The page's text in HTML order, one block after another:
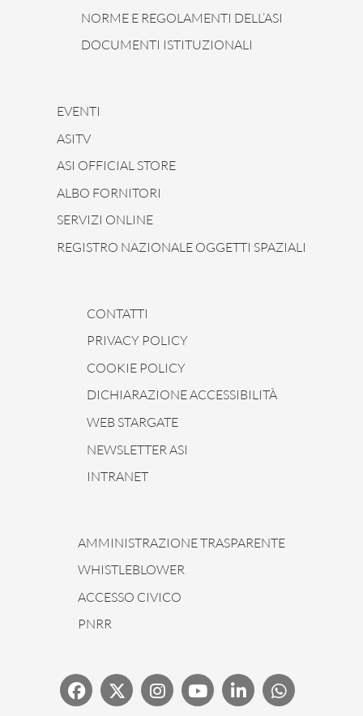
NORME E REGOLAMENTI DELL’ASI
DOCUMENTI ISTITUZIONALI
EVENTI
ASITV
ASI OFFICIAL STORE
ALBO FORNITORI
SERVIZI ONLINE
REGISTRO NAZIONALE OGGETTI SPAZIALI
CONTATTI
PRIVACY POLICY
COOKIE POLICY
DICHIARAZIONE ACCESSIBILITÀ
WEB STARGATE
NEWSLETTER ASI
INTRANET
AMMINISTRAZIONE TRASPARENTE
WHISTLEBLOWER
ACCESSO CIVICO
PNRR